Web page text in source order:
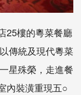
25樓的粵菜餐廳
傳統及現代粵菜
星殊榮，走進餐
內裝潢重現五○